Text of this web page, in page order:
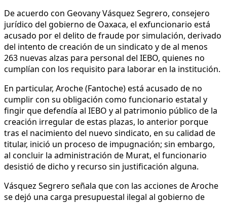
De acuerdo con Geovany Vásquez Segrero, consejero
jurídico del gobierno de Oaxaca, el exfuncionario está
acusado por el delito de fraude por simulación, derivado
del intento de creación de un sindicato y de al menos
263 nuevas alzas para personal del IEBO, quienes no
cumplían con los requisito para laborar en la institución.
En particular, Aroche (Fantoche) está acusado de no
cumplir con su obligación como funcionario estatal y
fingir que defendía al IEBO y al patrimonio público de la
creación irregular de estas plazas, lo anterior porque
tras el nacimiento del nuevo sindicato, en su calidad de
titular, inició un proceso de impugnación; sin embargo,
al concluir la administración de Murat, el funcionario
desistió de dicho y recurso sin justificación alguna.
Vásquez Segrero señala que con las acciones de Aroche
se dejó una carga presupuestal ilegal al gobierno de